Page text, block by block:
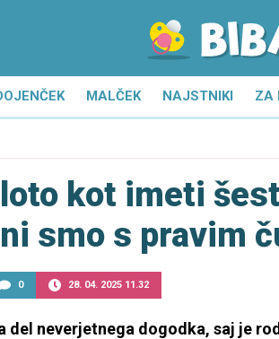
MALČEK NAJSTNIKI ZA
kot imeti
smo s pravim
0 28. 04. 2025 11.32
del neverjetnega dogodka, saj je